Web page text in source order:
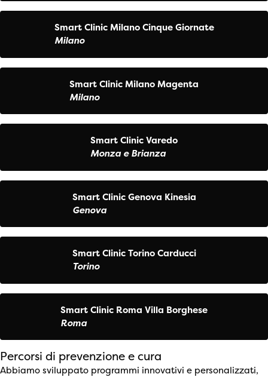
Smart Clinic Milano Cinque Giornate
Milano
Smart Clinic Milano Magenta
Milano
Smart Clinic Varedo
Monza e Brianza
Smart Clinic Genova Kinesia
Genova
Smart Clinic Torino Carducci
Torino
Smart Clinic Roma Villa Borghese
Roma
Percorsi di prevenzione e cura
Abbiamo sviluppato programmi innovativi e personalizzati,